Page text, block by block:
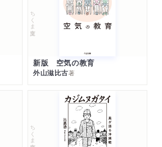
ちくま文庫
新版 空気の教育
外山滋比古著
ちくま文庫